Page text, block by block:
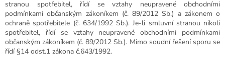
stranou spotřebitel, řídí se vztahy neupravené obchodními
podmínkami občanským zákoníkem (č. 89/2012 Sb.) a zákonem o
ochraně spotřebitele (č. 634/1992 Sb.). Je-li smluvní stranou nikoli
spotřebitel, řídí se vztahy neupravené obchodními podmínkami
občanským zákoníkem (č. 89/2012 Sb.). Mimo soudní řešení sporu se
řídí §14 odst.1 zákona č.643/1992.